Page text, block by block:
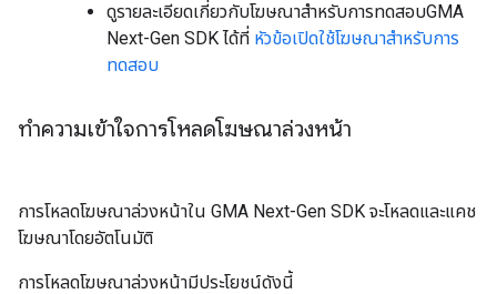
ดูรายละเอียดเกี่ยวกับโฆษณาสำหรับการทดสอบGMA
Next-Gen SDK ได้ที่ หัวข้อเปิดใช้โฆษณาสำหรับการ
ทดสอบ
ทำความเข้าใจการโหลดโฆษณาล่วงหน้า
การโหลดโฆษณาล่วงหน้าใน GMA Next-Gen SDK จะโหลดและแคช
โฆษณาโดยอัตโนมัติ
การโหลดโฆษณาล่วงหน้ามีประโยชน์ดังนี้